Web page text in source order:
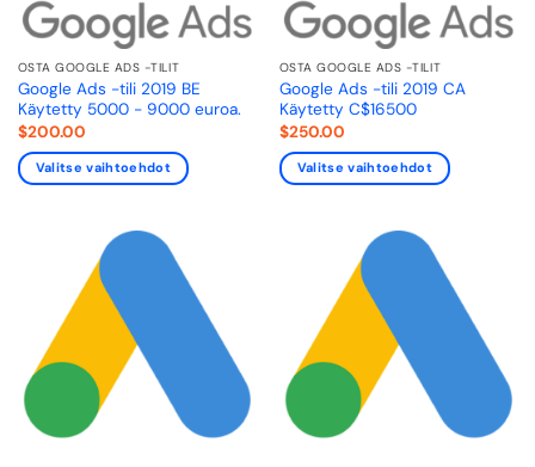
OSTA GOOGLE ADS -TILIT
Google Ads -tili 2019 BE
Käytetty 5000 - 9000 euroa.
$200.00
Valitse vaihtoehdot
OSTA GOOGLE ADS -TILIT
Google Ads -tili 2019 CA
Käytetty C$16500
$250.00
Valitse vaihtoehdot